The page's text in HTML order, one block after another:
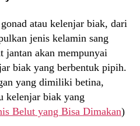
atau kelenjar biak, dari
jenis kelamin sang
jantan akan mempunyai
biak yang berbentuk pipih.
yang dimiliki betina,
kelenjar biak yang
Belut yang Bisa Dimakan)